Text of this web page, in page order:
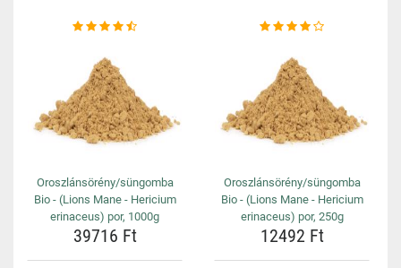
Oroszlánsörény/süngomba
Bio - (Lions Mane - Hericium
erinaceus) por, 1000g
39716 Ft
Oroszlánsörény/süngomba
Bio - (Lions Mane - Hericium
erinaceus) por, 250g
12492 Ft